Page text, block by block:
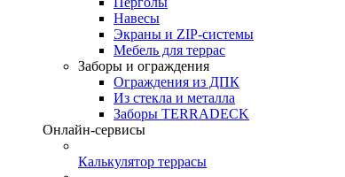
Навесы
Экраны и ZIP-системы
Мебель для террас
Заборы и ограждения
Ограждения из ДПК
Из стекла и металла
Заборы TERRADECK
Онлайн-сервисы
Калькулятор террасы